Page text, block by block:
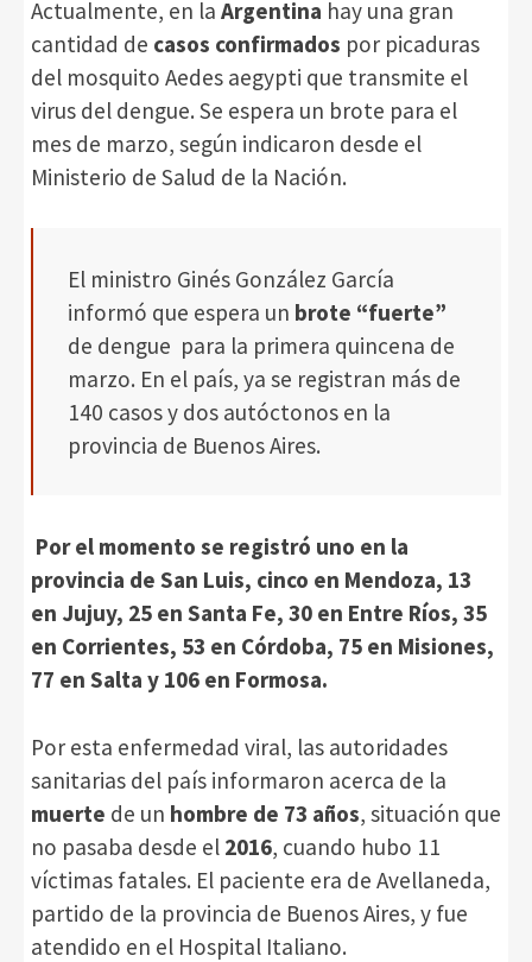
Actualmente, en la Argentina hay una gran
cantidad de casos confirmados por picaduras
del mosquito Aedes aegypti que transmite el
virus del dengue. Se espera un brote para el
mes de marzo, según indicaron desde el
Ministerio de Salud de la Nación.
El ministro Ginés González García
informó que espera un brote “fuerte”
de dengue para la primera quincena de
marzo. En el país, ya se registran más de
140 casos y dos autóctonos en la
provincia de Buenos Aires.
Por el momento se registró uno en la
provincia de San Luis, cinco en Mendoza, 13
en Jujuy, 25 en Santa Fe, 30 en Entre Ríos, 35
en Corrientes, 53 en Córdoba, 75 en Misiones,
77 en Salta y 106 en Formosa.
Por esta enfermedad viral, las autoridades
sanitarias del país informaron acerca de la
muerte de un hombre de 73 años, situación que
no pasaba desde el 2016, cuando hubo 11
víctimas fatales. El paciente era de Avellaneda,
partido de la provincia de Buenos Aires, y fue
atendido en el Hospital Italiano.